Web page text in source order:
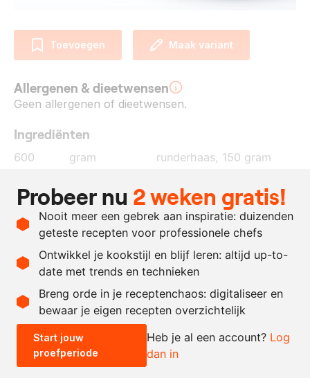
Toevoegen Maak variant
Allergenen & dieetwensen
Geen allergenen of dieetwensen.
Ingrediënten
600 gram
runderhaas, 150 gram
tenen
knoflook
varkensnetvet
Recept omrekenen
- +
0.5x 1x 2x
Probeer nu 2 weken gratis!
Nooit meer een gebrek aan inspiratie: duizenden
geteste recepten voor professionele chefs
Ontwikkel je kookstijl en blijf leren: altijd up-to-
date met trends en technieken
Breng orde in je receptenchaos: digitaliseer en
bewaar je eigen recepten overzichtelijk
Start jouw
proefperiode
Heb je al een account? Log
dan in